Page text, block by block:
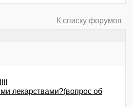
К списку форумов
лекарствами?(вопрос об